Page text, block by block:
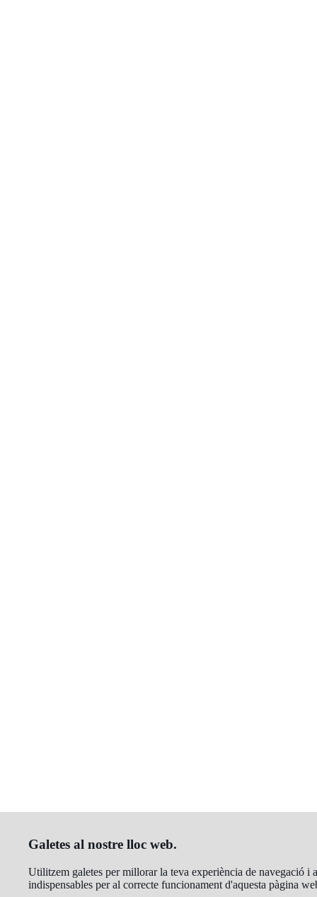
Galetes al nostre lloc web.
Utilitzem galetes per millorar la teva experiència de navegació i
indispensables per al correcte funcionament d'aquesta pàgina